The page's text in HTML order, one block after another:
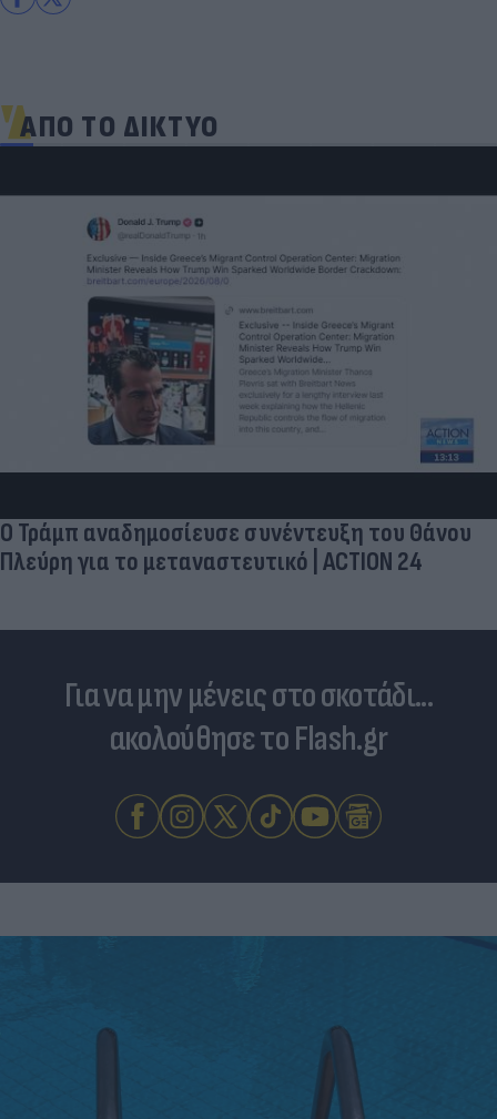
ΑΠΟ ΤΟ ΔΙΚΤΥΟ
Ο Τράμπ αναδημοσίευσε συνέντευξη του Θάνου
Πλεύρη για το μεταναστευτικό | ACTION 24
Για να μην μένεις στο σκοτάδι...
ακολούθησε το Flash.gr